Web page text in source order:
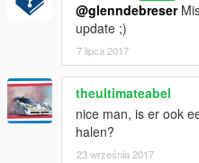
@glenndebreser
update ;)
7 lipca 2017
theultimateabel
nice man, is er ook
halen?
23 września 2017